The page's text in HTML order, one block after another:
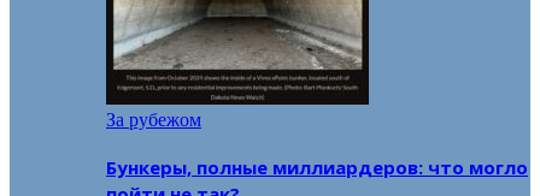
За рубежом
Бункеры, полные миллиардеров: что могло